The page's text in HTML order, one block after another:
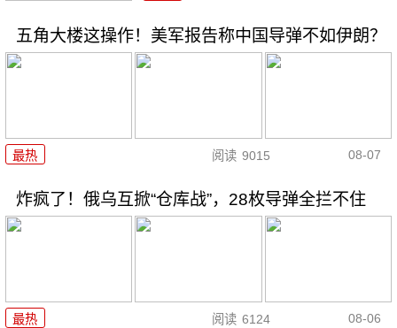
五角大楼这操作！美军报告称中国导弹不如伊朗？
最热 阅读 9015 08-07
炸疯了！俄乌互掀“仓库战”，28枚导弹全拦不住
最热 阅读 6124 08-06